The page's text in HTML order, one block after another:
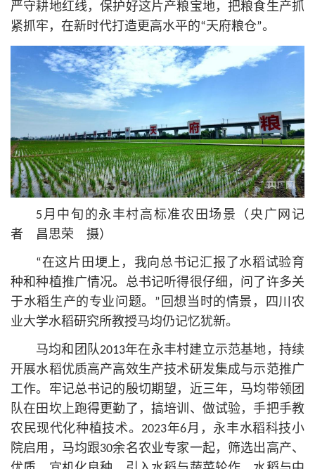
严守耕地红线，保护好这片产粮宝地，把粮食生产抓
紧抓牢，在新时代打造更高水平的“天府粮仓”。
5月中旬的永丰村高标准农田场景（央广网记
者 昌思荣 摄）
“在这片田埂上，我向总书记汇报了水稻试验育
种和种植推广情况。总书记听得很仔细，问了许多关
于水稻生产的专业问题。”回想当时的情景，四川农
业大学水稻研究所教授马均仍记忆犹新。
马均和团队2013年在永丰村建立示范基地，持续
开展水稻优质高产高效生产技术研发集成与示范推广
工作。牢记总书记的殷切期望，近三年，马均带领团
队在田坎上跑得更勤了，搞培训、做试验，手把手教
农民现代化种植技术。2023年6月，永丰水稻科技小
院启用，马均跟30余名农业专家一起，筛选出高产、